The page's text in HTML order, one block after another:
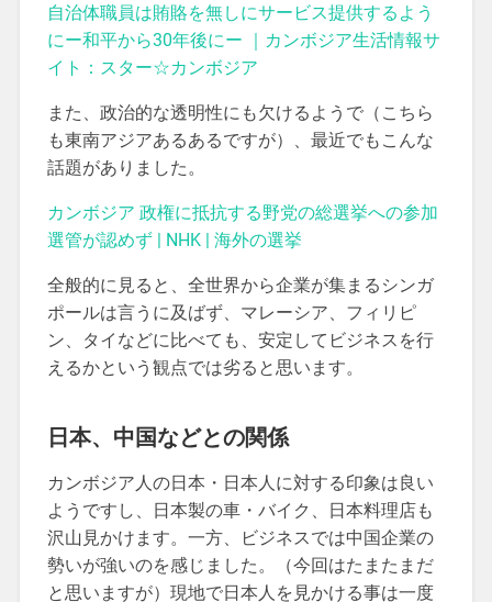
自治体職員は賄賂を無しにサービス提供するよう
にー和平から30年後にー ｜カンボジア生活情報サ
イト：スター☆カンボジア
また、政治的な透明性にも欠けるようで（こちら
も東南アジアあるあるですが）、最近でもこんな
話題がありました。
カンボジア 政権に抵抗する野党の総選挙への参加
選管が認めず | NHK | 海外の選挙
全般的に見ると、全世界から企業が集まるシンガ
ポールは言うに及ばず、マレーシア、フィリピ
ン、タイなどに比べても、安定してビジネスを行
えるかという観点では劣ると思います。
日本、中国などとの関係
カンボジア人の日本・日本人に対する印象は良い
ようですし、日本製の車・バイク、日本料理店も
沢山見かけます。一方、ビジネスでは中国企業の
勢いが強いのを感じました。（今回はたまたまだ
と思いますが）現地で日本人を見かける事は一度